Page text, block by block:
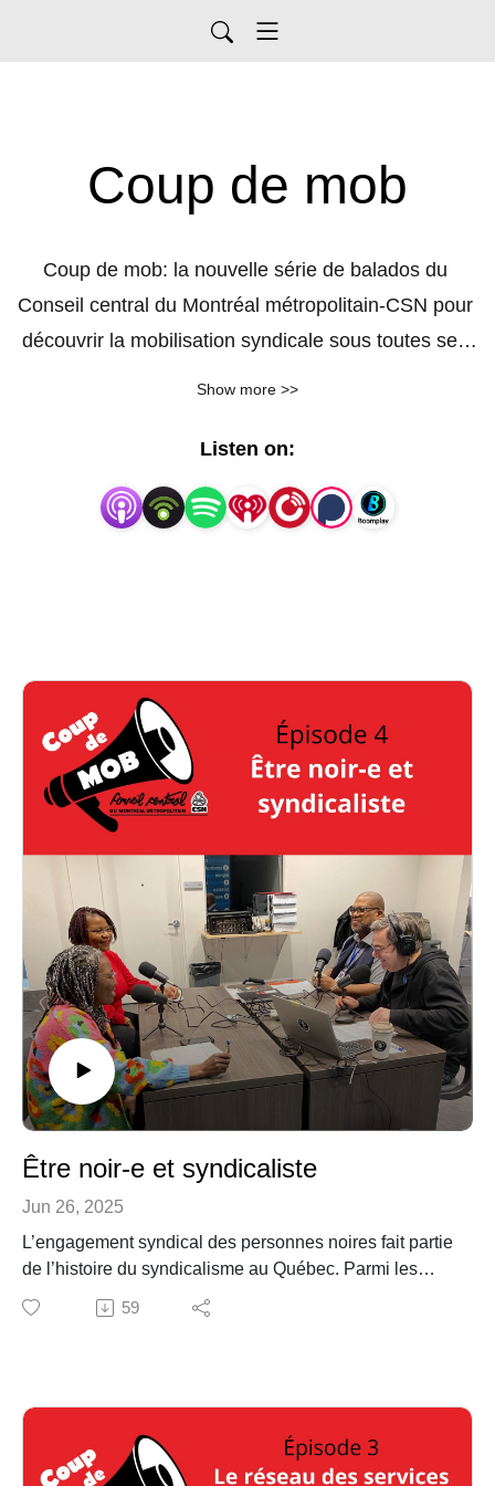
Coup de mob
Coup de mob: la nouvelle série de balados du
Conseil central du Montréal métropolitain-CSN pour
découvrir la mobilisation syndicale sous toutes ses
Show more >>
Listen on:
Être noir-e et syndicaliste
Jun 26, 2025
L’engagement syndical des personnes noires fait partie
de l’histoire du syndicalisme au Québec. Parmi les
pratiques honteuses des mouvements syndicaux, il faut
mentionner qu’historiquement, des organisations
les porteurs de wagon-lit ont créé leur propre syndicat,
à Winnipeg, en avril 1917. L’Ordre des porteurs de
59